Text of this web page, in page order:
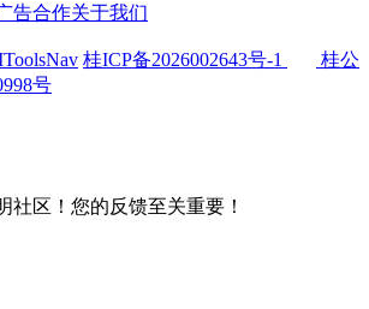
告合作关于我们
桂ICP备2026002643号-1
桂公
号
社区！您的反馈至关重要！